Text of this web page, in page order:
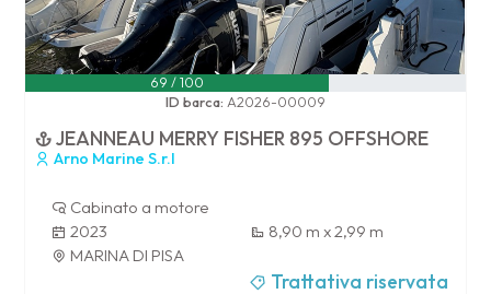
69 / 100
ID barca: A2026-00009
JEANNEAU MERRY FISHER 895 OFFSHORE
Arno Marine S.r.l
Cabinato a motore
2023
8,90 m x 2,99 m
MARINA DI PISA
Trattativa riservata